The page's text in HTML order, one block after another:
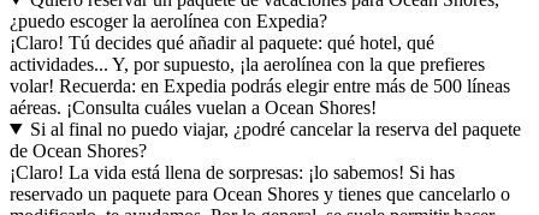
¿puedo escoger la aerolínea con Expedia?
¡Claro! Tú decides qué añadir al paquete: qué hotel, qué
actividades... Y, por supuesto, ¡la aerolínea con la que prefieres
volar! Recuerda: en Expedia podrás elegir entre más de 500 líneas
aéreas. ¡Consulta cuáles vuelan a Ocean Shores!
Si al final no puedo viajar, ¿podré cancelar la reserva del paquete
de Ocean Shores?
¡Claro! La vida está llena de sorpresas: ¡lo sabemos! Si has
reservado un paquete para Ocean Shores y tienes que cancelarlo o